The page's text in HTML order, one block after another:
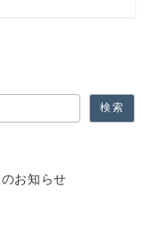
検索
お知らせ